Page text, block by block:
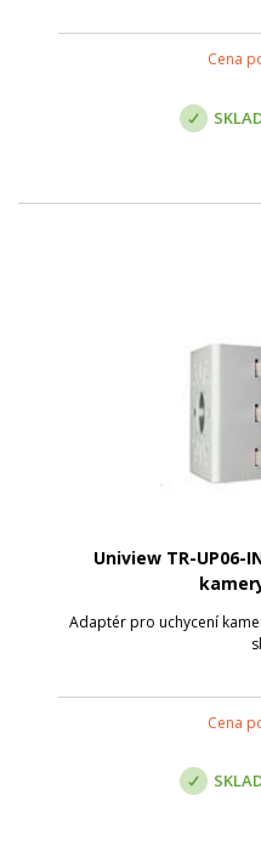
Cena
Uniview TR-
Adaptér pro uchycení
Cena